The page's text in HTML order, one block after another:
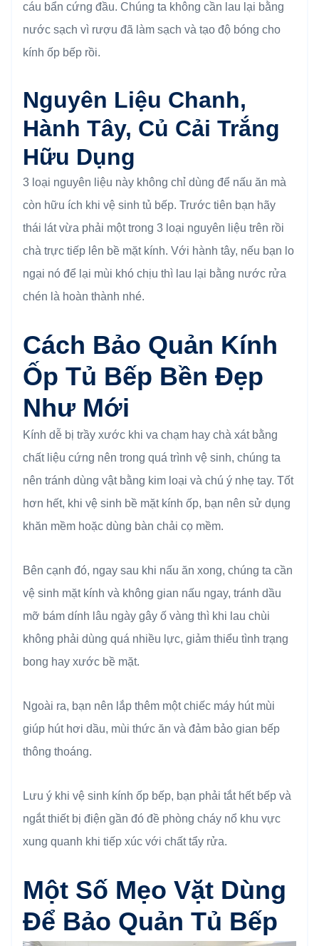
cáu bẩn cứng đầu. Chúng ta không cần lau lại bằng
nước sạch vì rượu đã làm sạch và tạo độ bóng cho
kính ốp bếp rồi.
Nguyên Liệu Chanh,
Hành Tây, Củ Cải Trắng
Hữu Dụng
3 loại nguyên liệu này không chỉ dùng để nấu ăn mà
còn hữu ích khi vệ sinh tủ bếp. Trước tiên bạn hãy
thái lát vừa phải một trong 3 loại nguyên liệu trên rồi
chà trực tiếp lên bề mặt kính. Với hành tây, nếu bạn lo
ngại nó để lại mùi khó chịu thì lau lại bằng nước rửa
chén là hoàn thành nhé.
Cách Bảo Quản Kính
Ốp Tủ Bếp Bền Đẹp
Như Mới
Kính dễ bị trầy xước khi va chạm hay chà xát bằng
chất liệu cứng nên trong quá trình vệ sinh, chúng ta
nên tránh dùng vật bằng kim loại và chú ý nhẹ tay. Tốt
hơn hết, khi vệ sinh bề mặt kính ốp, bạn nên sử dụng
khăn mềm hoặc dùng bàn chải cọ mềm.
Bên cạnh đó, ngay sau khi nấu ăn xong, chúng ta cần
vệ sinh mặt kính và không gian nấu ngay, tránh dầu
mỡ bám dính lâu ngày gây ố vàng thì khi lau chùi
không phải dùng quá nhiều lực, giảm thiểu tình trạng
bong hay xước bề mặt.
Ngoài ra, bạn nên lắp thêm một chiếc máy hút mùi
giúp hút hơi dầu, mùi thức ăn và đảm bảo gian bếp
thông thoáng.
Lưu ý khi vệ sinh kính ốp bếp, bạn phải tắt hết bếp và
ngắt thiết bị điện gần đó đề phòng cháy nổ khu vực
xung quanh khi tiếp xúc với chất tẩy rửa.
Một Số Mẹo Vặt Dùng
Để Bảo Quản Tủ Bếp